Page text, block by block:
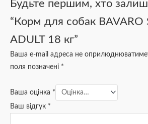
Будьте першим, хто
“Корм для собак
ADULT 18 кг”
Ваша e-mail адреса не
поля позначені *
Ваша оцінка *
Ваш відгук *